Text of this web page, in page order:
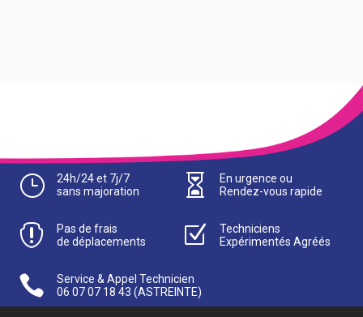
}
24h/24 et 7j/7
sans majoration

En urgence ou
Rendez-vous rapide

Pas de frais
de déplacements
Z
Techniciens
Expérimentés Agréés

Service & Appel Technicien
06 07 07 18 43 (ASTREINTE)